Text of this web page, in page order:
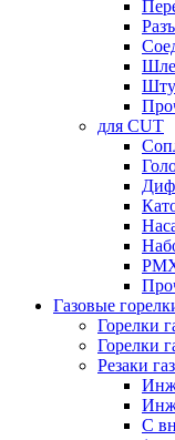
для CUT
Газовые
Горелки
Горелки
Резаки
С